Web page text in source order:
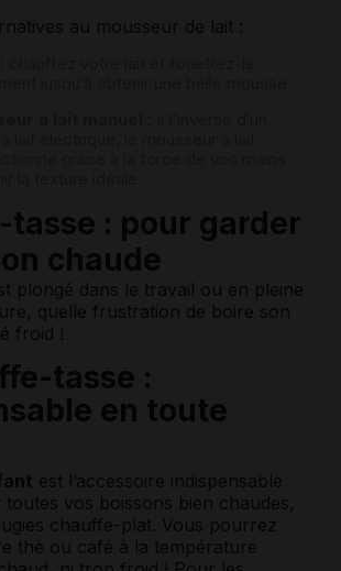
au mousseur de lait :
tasse : pour garder
chaude
plongé dans le travail ou en pleine
quelle frustration de boire son
froid !
tasse :
en toute
est l’accessoire indispensable
vos boissons bien chaudes,
chauffe-plat. Vous pourrez
thé ou café à la température